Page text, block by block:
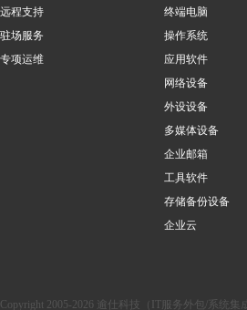
远程支持
驻场服务
专项运维
终端电脑
操作系统
应用软件
网络设备
外设设备
多媒体设备
企业邮箱
工具软件
存储备份设备
企业云
Copyright 2005-2026 逾仕科技（IT服务外包/系统